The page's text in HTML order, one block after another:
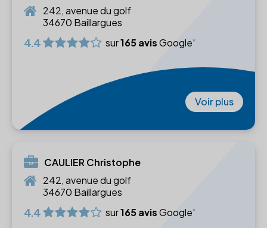
242, avenue du golf
34670 Baillargues
4.4 sur165 avisGoogle
Voir plus
CAULIER Christophe
242, avenue du golf
34670 Baillargues
4.4 sur165 avisGoogle